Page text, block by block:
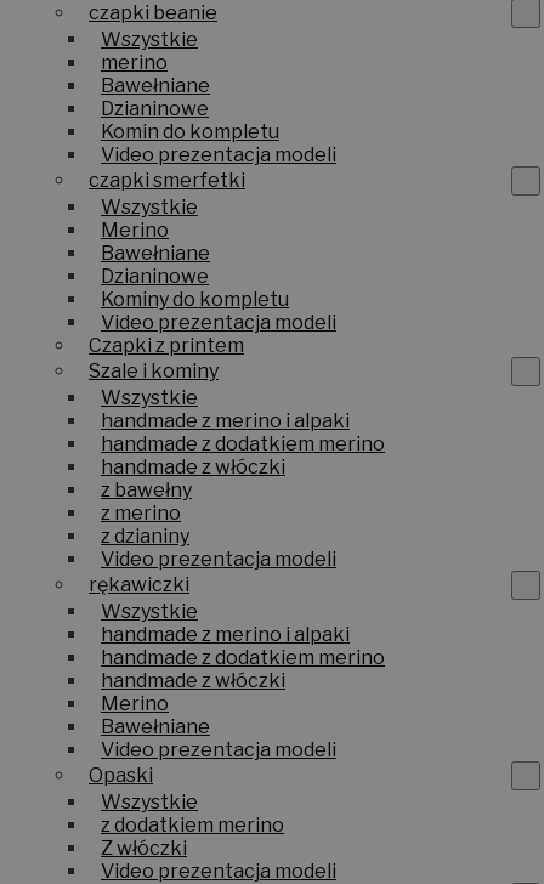
czapki beanie
Wszystkie
merino
Bawełniane
Dzianinowe
Komin do kompletu
Video prezentacja modeli
czapki smerfetki
Wszystkie
Merino
Bawełniane
Dzianinowe
Kominy do kompletu
Video prezentacja modeli
Czapki z printem
Szale i kominy
Wszystkie
handmade z merino i alpaki
handmade z dodatkiem merino
handmade z włóczki
z bawełny
z merino
z dzianiny
Video prezentacja modeli
rękawiczki
Wszystkie
handmade z merino i alpaki
handmade z dodatkiem merino
handmade z włóczki
Merino
Bawełniane
Video prezentacja modeli
Opaski
Wszystkie
z dodatkiem merino
Z włóczki
Video prezentacja modeli